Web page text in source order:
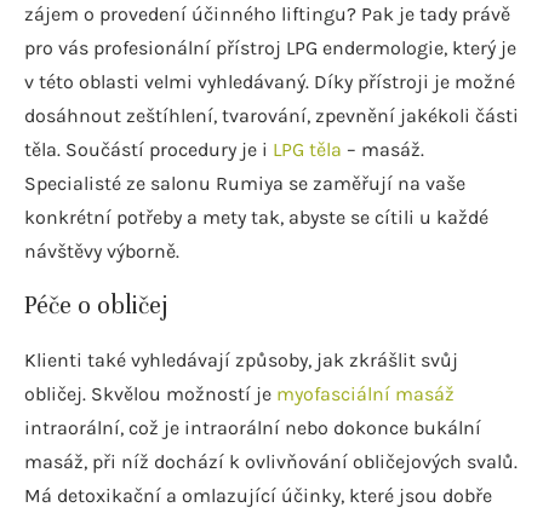
zájem o provedení účinného liftingu? Pak je tady právě
pro vás profesionální přístroj LPG endermologie, který je
v této oblasti velmi vyhledávaný. Díky přístroji je možné
dosáhnout zeštíhlení, tvarování, zpevnění jakékoli části
těla. Součástí procedury je i LPG těla – masáž.
Specialisté ze salonu Rumiya se zaměřují na vaše
konkrétní potřeby a mety tak, abyste se cítili u každé
návštěvy výborně.
Péče o obličej
Klienti také vyhledávají způsoby, jak zkrášlit svůj
obličej. Skvělou možností je myofasciální masáž
intraorální, což je intraorální nebo dokonce bukální
masáž, při níž dochází k ovlivňování obličejových svalů.
Má detoxikační a omlazující účinky, které jsou dobře